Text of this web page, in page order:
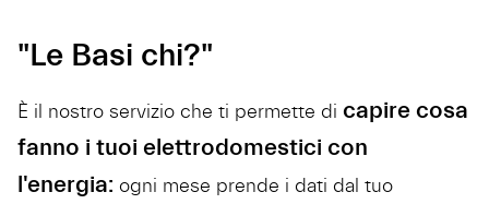
"Le Basi chi?"
È il nostro servizio che ti permette di capire cosa
fanno i tuoi elettrodomestici con
l'energia: ogni mese prende i dati dal tuo